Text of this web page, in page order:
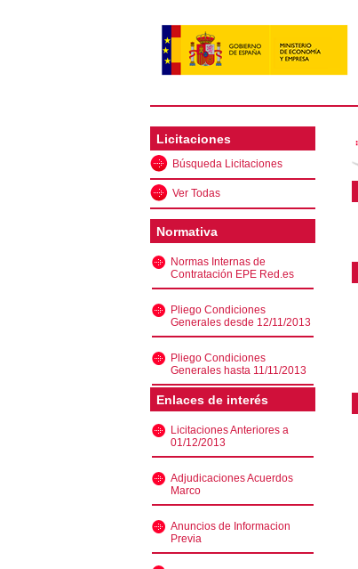
Licitaciones
Búsqueda Licitaciones
Ver Todas
Normativa
Normas Internas de
Contratación EPE Red.es
Pliego Condiciones
Generales desde 12/11/2013
Pliego Condiciones
Generales hasta 11/11/2013
Enlaces de interés
Licitaciones Anteriores a
01/12/2013
Adjudicaciones Acuerdos
Marco
Anuncios de Informacion
Previa